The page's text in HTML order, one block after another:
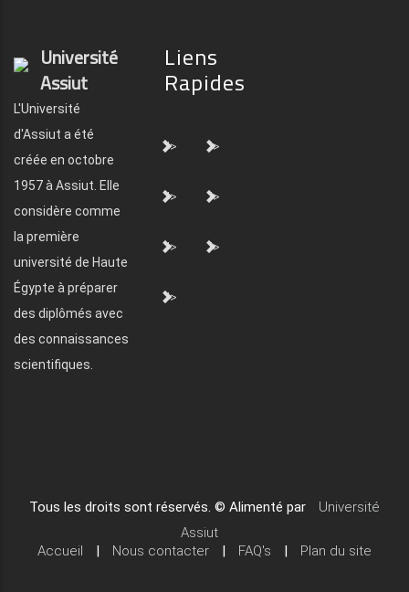
Université
Assiut
L'Université
d'Assiut a été
créée en octobre
1957 à Assiut. Elle
considère comme
la première
université de Haute
Égypte à préparer
des diplômés avec
des connaissances
scientifiques.
Liens
Rapides
"> ">
"> ">
"> ">
">
Tous les droits sont réservés. © Alimenté par
Université
Assiut
Accueil
| Nous contacter | FAQ's | Plan du site